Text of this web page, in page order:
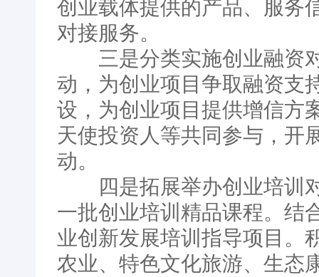
创业载体提供的产品、服务
对接服务。
三是分类实施创业融资对
动，为创业项目争取融资支
设，为创业项目提供增信方
天使投资人等共同参与，开
动。
四是拓展举办创业培训对
一批创业培训精品课程。结
业创新发展培训指导项目。
农业、特色文化旅游、生态